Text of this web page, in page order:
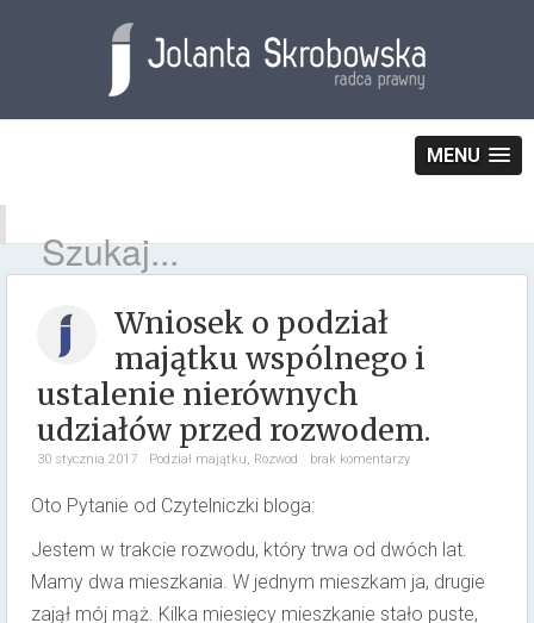
MENU
Wniosek o podział
majątku wspólnego i
ustalenie nierównych
udziałów przed rozwodem.
30 stycznia 2017 Podział majątku, Rozwód brak komentarzy
Oto Pytanie od Czytelniczki bloga:
Jestem w trakcie rozwodu, który trwa od dwóch lat.
Mamy dwa mieszkania. W jednym mieszkam ja, drugie
zajął mój mąż. Kilka miesięcy mieszkanie stało puste,